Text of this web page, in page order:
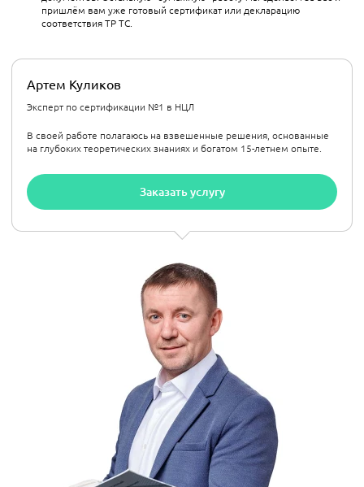
Артем Куликов
Эксперт по сертификации №1 в НЦЛ
В своей работе полагаюсь на взвешенные решения, основанные
на глубоких теоретических знаниях и богатом 15-летнем опыте.
Заказать услугу
пришлём вам уже готовый сертификат или декларацию
соответствия ТР ТС.